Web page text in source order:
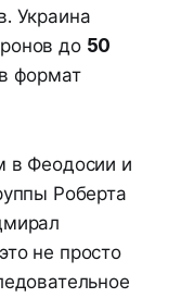
Украина
до 50
формат
в Феодосии и
Роберта
не просто